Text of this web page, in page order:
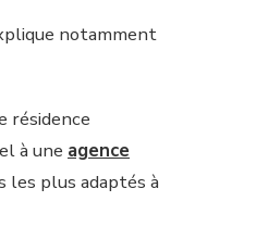
notamment
résidence
à une agence
les plus adaptés à